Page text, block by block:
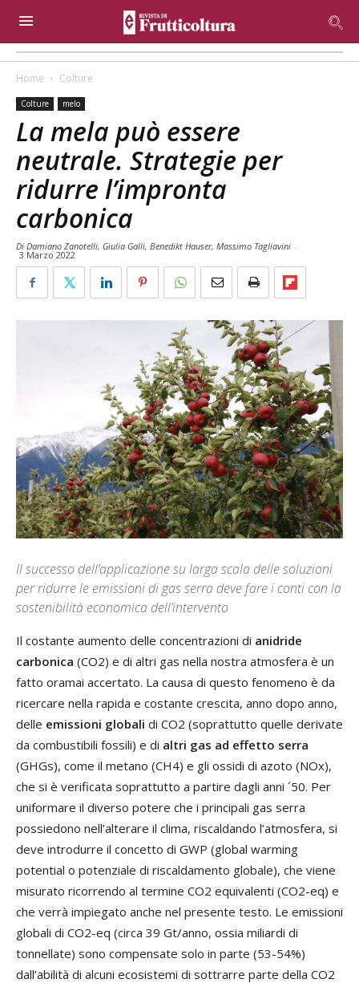
Home Colture
Colture melo
La mela può essere
neutrale. Strategie per
ridurre l’impronta
carbonica
Di Damiano Zanotelli, Giulia Galli, Benedikt Hauser, Massimo Tagliavini -
3 Marzo 2022
Il successo dell’applicazione su larga scala delle soluzioni
per ridurre le emissioni di gas serra deve fare i conti con la
sostenibilità economica dell’intervento
Il costante aumento delle concentrazioni di anidride
carbonica (CO2) e di altri gas nella nostra atmosfera è un
fatto oramai accertato. La causa di questo fenomeno è da
ricercare nella rapida e costante crescita, anno dopo anno,
delle emissioni globali di CO2 (soprattutto quelle derivate
da combustibili fossili) e di altri gas ad effetto serra
(GHGs), come il metano (CH4) e gli ossidi di azoto (NOx),
che si è verificata soprattutto a partire dagli anni ´50. Per
uniformare il diverso potere che i principali gas serra
possiedono nell’alterare il clima, riscaldando l’atmosfera, si
deve introdurre il concetto di GWP (global warming
potential o potenziale di riscaldamento globale), che viene
misurato ricorrendo al termine CO2 equivalenti (CO2-eq) e
che verrà impiegato anche nel presente testo. Le emissioni
globali di CO2-eq (circa 39 Gt/anno, ossia miliardi di
tonnellate) sono compensate solo in parte (53-54%)
dall’abilità di alcuni ecosistemi di sottrarre parte della CO2